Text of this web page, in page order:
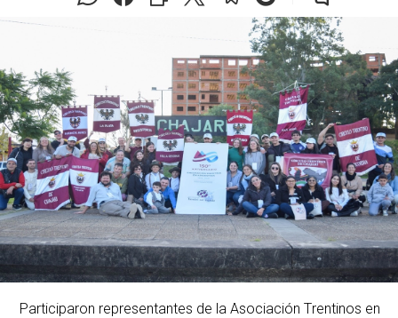
Participaron representantes de la Asociación Trentinos en